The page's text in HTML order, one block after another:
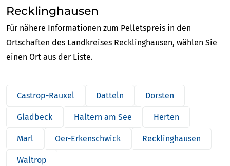
Recklinghausen
Für nähere Informationen zum Pelletspreis in den
Ortschaften des Landkreises Recklinghausen, wählen Sie
einen Ort aus der Liste.
Castrop-Rauxel Datteln Dorsten
Gladbeck Haltern am See Herten
Marl Oer-Erkenschwick Recklinghausen
Waltrop